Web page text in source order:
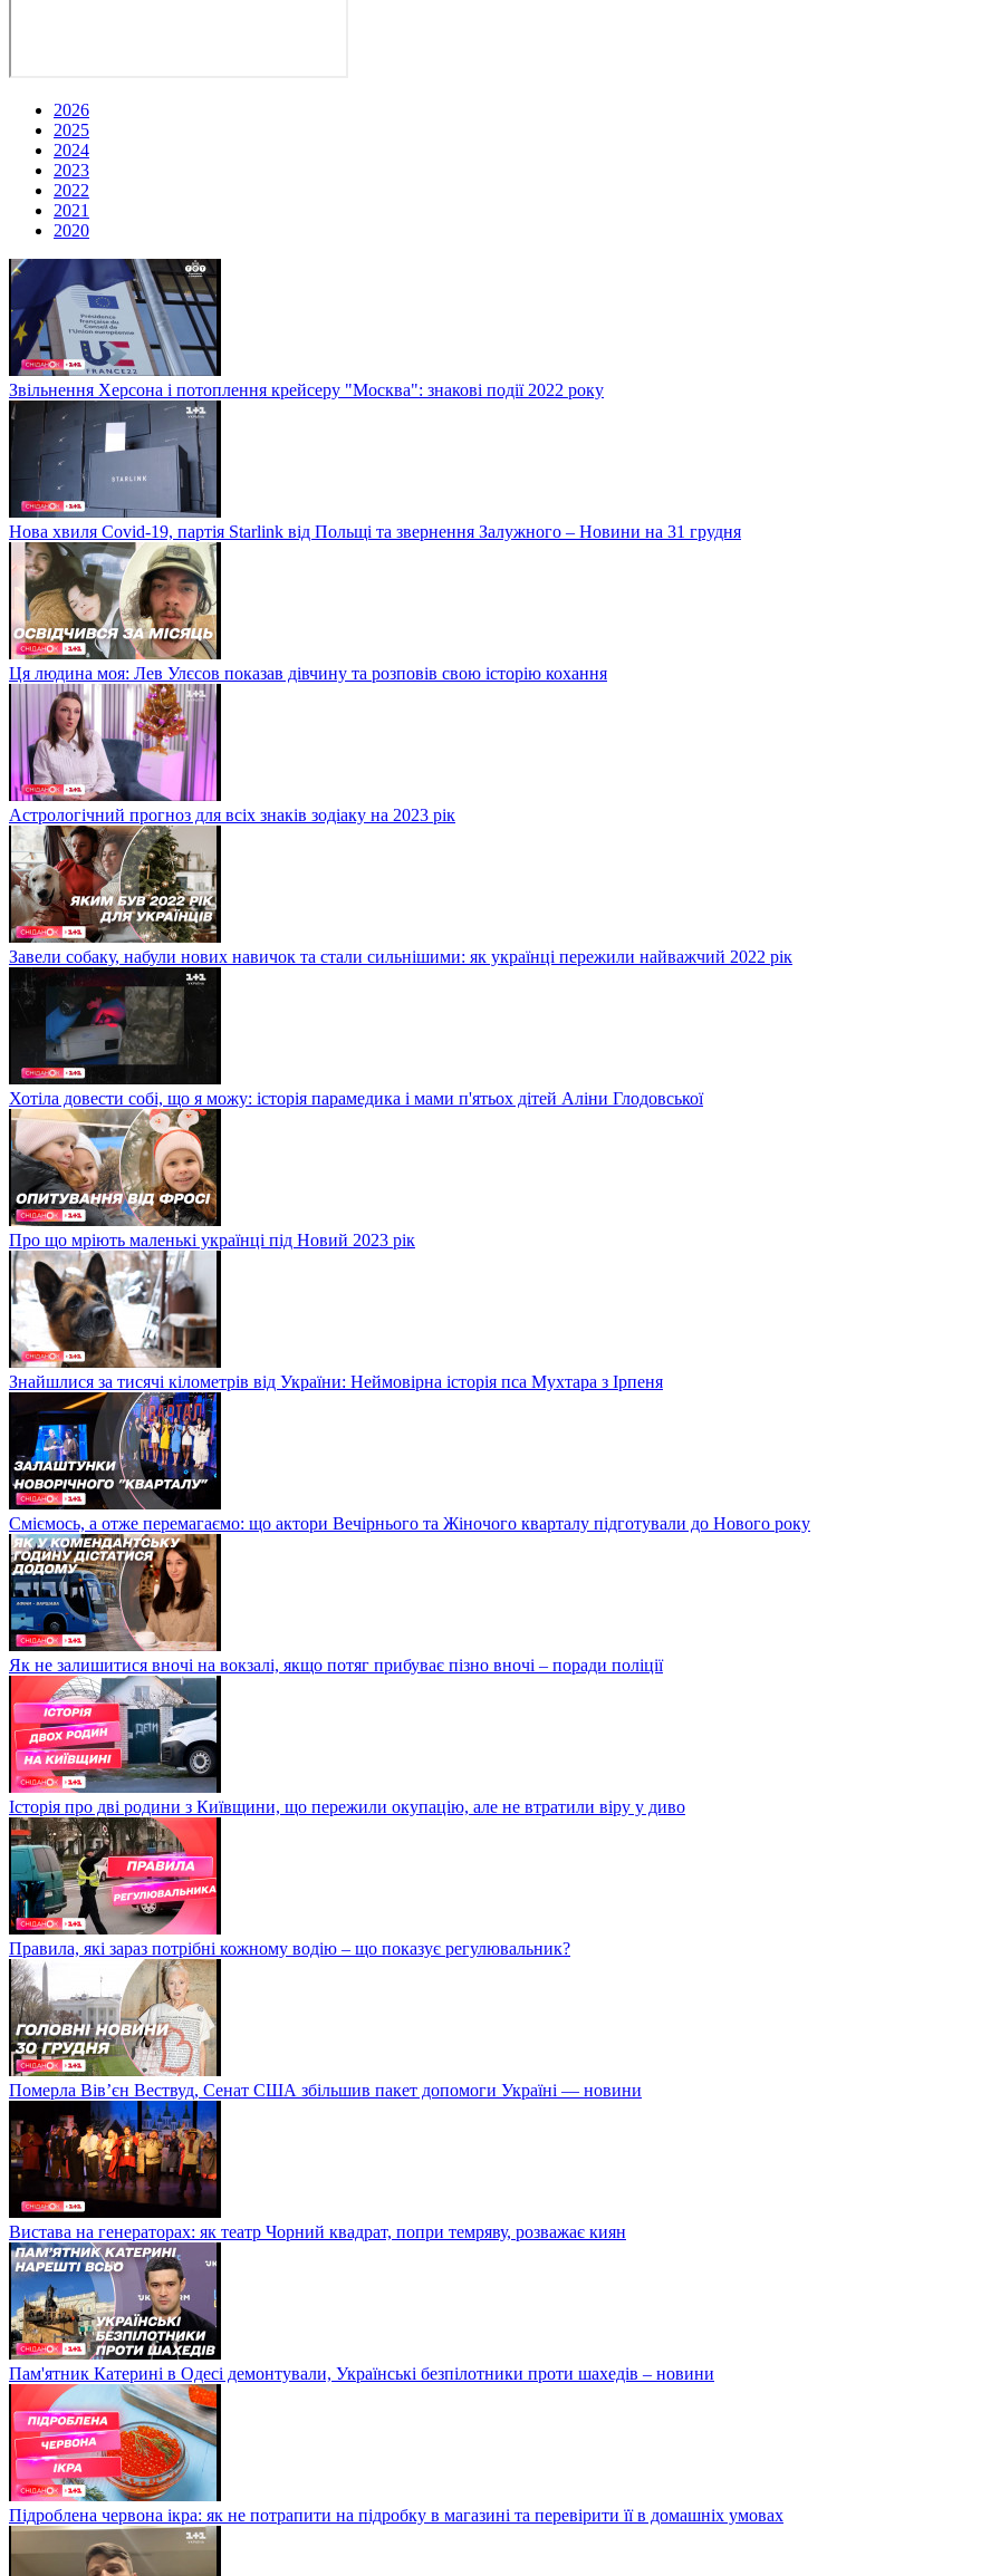
2026
2025
2024
2023
2022
2021
2020
Звільнення Херсона і потоплення крейсеру "Москва": знакові події 2022 року
Нова хвиля Covid-19, партія Starlink від Польщі та звернення Залужного – Новини на 31 грудня
Ця людина моя: Лев Улєсов показав дівчину та розповів свою історію кохання
Астрологічний прогноз для всіх знаків зодіаку на 2023 рік
Завели собаку, набули нових навичок та стали сильнішими: як українці пережили найважчий 2022 рік
Хотіла довести собі, що я можу: історія парамедика і мами п'ятьох дітей Аліни Глодовської
Про що мріють маленькі українці під Новий 2023 рік
Знайшлися за тисячі кілометрів від України: Неймовірна історія пса Мухтара з Ірпеня
Сміємось, а отже перемагаємо: що актори Вечірнього та Жіночого кварталу підготували до Нового року
Як не залишитися вночі на вокзалі, якщо потяг прибуває пізно вночі – поради поліції
Історія про дві родини з Київщини, що пережили окупацію, але не втратили віру у диво
Правила, які зараз потрібні кожному водію – що показує регулювальник?
Померла Вівʼєн Вествуд, Сенат США збільшив пакет допомоги Україні — новини
Вистава на генераторах: як театр Чорний квадрат, попри темряву, розважає киян
Пам'ятник Катерині в Одесі демонтували, Українські безпілотники проти шахедів – новини
Підроблена червона ікра: як не потрапити на підробку в магазині та перевірити її в домашніх умовах